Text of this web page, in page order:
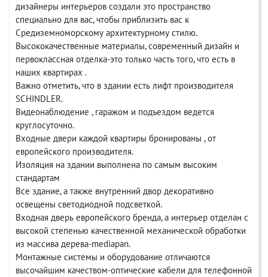
дизайнеры интерьеров создали это пространство
специально для вас, чтобы приблизить вас к
Средиземноморскому архитектурному стилю.
Высококачественные материалы, современный дизайн и
первоклассная отделка-это только часть того, что есть в
наших квартирах .
Важно отметить, что в здании есть лифт производителя
SCHINDLER.
Видеонаблюдение , гаражом и подъездом ведется
круглосуточно.
Входные двери каждой квартиры бронированы , от
европейского производителя.
Изоляция на здании выполнена по самым высоким
стандартам
Все здание, а также внутренний двор декоративно
освещены светодиодной подсветкой.
Входная дверь европейского бренда, а интерьер отделан с
высокой степенью качественной механической обработки
из массива дерева-mediapan.
Монтажные системы и оборудование отличаются
высочайшим качеством-оптические кабели для телефонной